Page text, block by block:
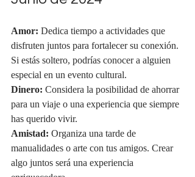
Amor: Dedica tiempo a actividades que
disfruten juntos para fortalecer su conexión.
Si estás soltero, podrías conocer a alguien
especial en un evento cultural.
Dinero: Considera la posibilidad de ahorrar
para un viaje o una experiencia que siempre
has querido vivir.
Amistad: Organiza una tarde de
manualidades o arte con tus amigos. Crear
algo juntos será una experiencia